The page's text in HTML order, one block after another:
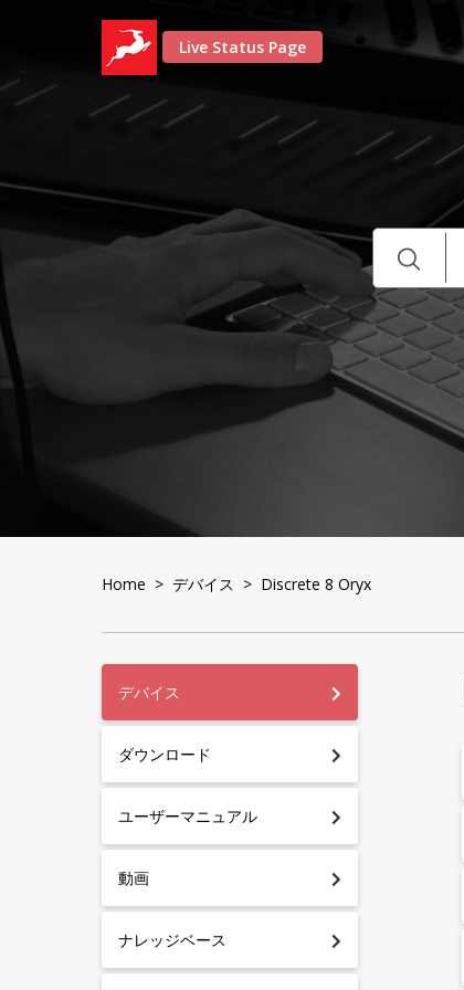
Live Status Page
Home > デバイス > Discrete 8 Oryx
デバイス
ダウンロード
ユーザーマニュアル
動画
ナレッジベース